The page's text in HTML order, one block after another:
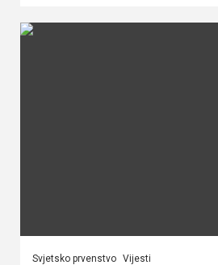
Svjetsko prvenstvo Vijesti